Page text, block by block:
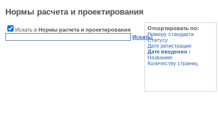
Нормы расчета и проектирования
Искать в Нормы расчета и проектирования
Искать!
Отсортировать по:
Номеру стандарта
Статусу
Дате регистрации
Дате введения ↑
Названию
Количеству страниц